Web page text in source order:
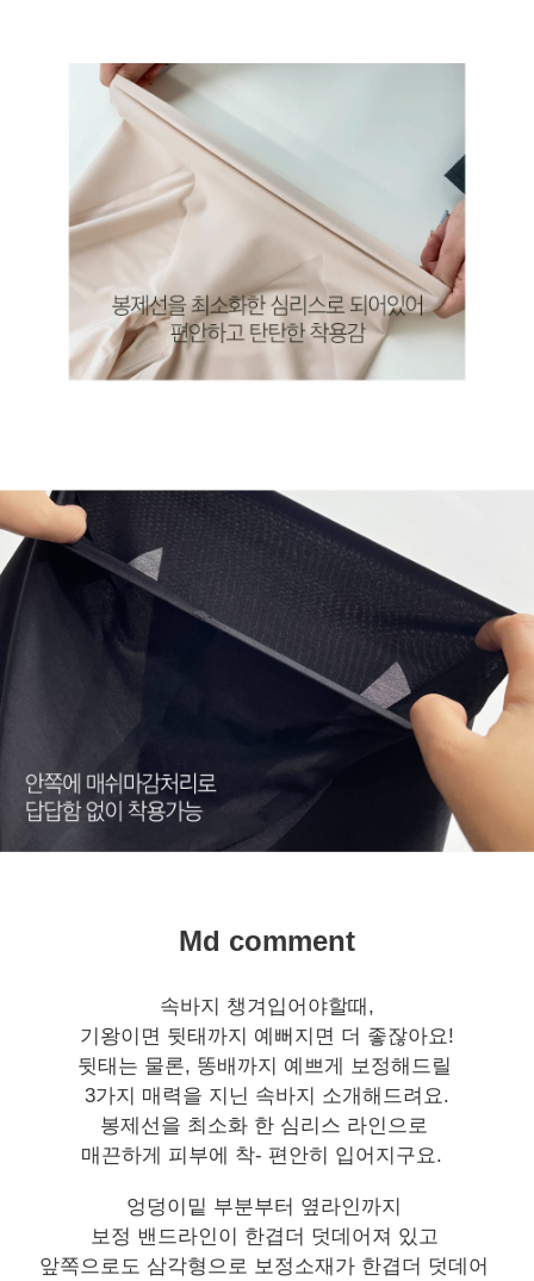
Md comment
속바지 챙겨입어야할때,
기왕이면 뒷태까지 예뻐지면 더 좋잖아요!
뒷태는 물론, 똥배까지 예쁘게 보정해드릴
3가지 매력을 지닌 속바지 소개해드려요.
봉제선을 최소화 한 심리스 라인으로
매끈하게 피부에 착- 편안히 입어지구요.
엉덩이밑 부분부터 옆라인까지
보정 밴드라인이 한겹더 덧데어져 있고
앞쪽으로도 삼각형으로 보정소재가 한겹더 덧데어